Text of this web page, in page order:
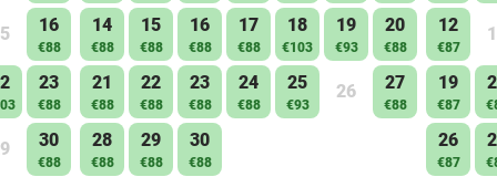
16
€88
23
€88
30
€88
14
€88
15
€88
16
€88
17
€88
18
€103
19
€93
20
€88
21
€88
22
€88
23
€88
24
€88
25
€93
26 27
€88
28
€88
29
€88
30
€88
12
€87
19
€87
26
€87